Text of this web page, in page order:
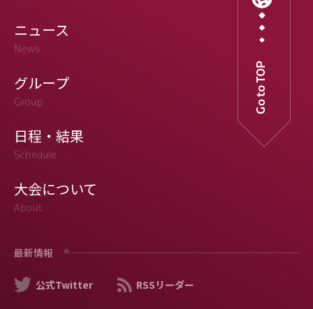
ニュース
News
グループ
Group
日程・結果
Schedule
大会について
About
最新情報
公式Twitter RSSリーダー
Go to TOP